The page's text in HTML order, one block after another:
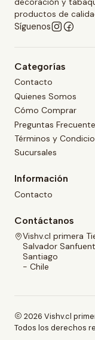
decoración y
productos de
Síguenos
Categorías
Contacto
Quienes Somos
Cómo Comprar
Preguntas
Términos y
Sucursales
Información
Contacto
Contáctanos
Vishv.cl primera
Salvador
Santiago
- Chile
2026 Vishv.cl
Todos los derechos